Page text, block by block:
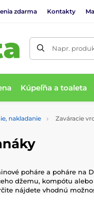
zdarma Kontakty
Napr.
Kúpeľňa a toaleta
nakladanie Zaváracie
poháre a poháre na
džemu, kompótu
nájdete vhodnú